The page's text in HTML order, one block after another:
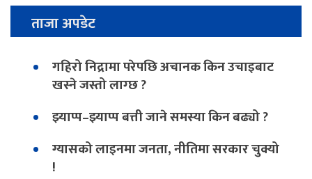
ताजा अपडेट
गहिरो निद्रामा परेपछि अचानक किन उचाइबाट
खस्ने जस्तो लाग्छ ?
झ्याप्प–झ्याप्प बत्ती जाने समस्या किन बढ्यो ?
ग्यासको लाइनमा जनता, नीतिमा सरकार चुक्यो
!